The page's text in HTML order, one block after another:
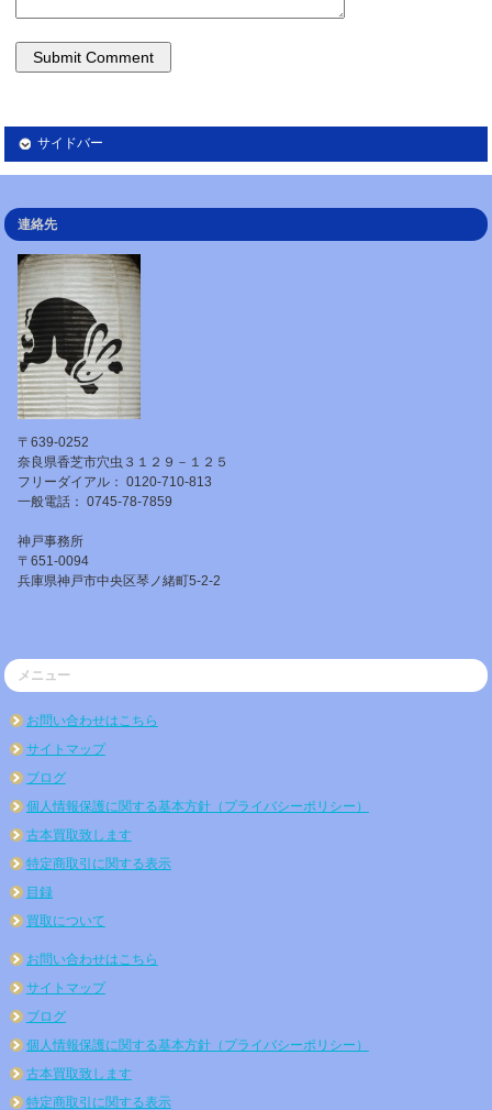
サイドバー
連絡先
〒639-0252
奈良県香芝市穴虫３１２９－１２５
フリーダイアル： 0120-710-813
一般電話： 0745-78-7859
神戸事務所
〒651-0094
兵庫県神戸市中央区琴ノ緒町5-2-2
メニュー
お問い合わせはこちら
サイトマップ
ブログ
個人情報保護に関する基本方針（プライバシーポリシー）
古本買取致します
特定商取引に関する表示
目録
買取について
お問い合わせはこちら
サイトマップ
ブログ
個人情報保護に関する基本方針（プライバシーポリシー）
古本買取致します
特定商取引に関する表示